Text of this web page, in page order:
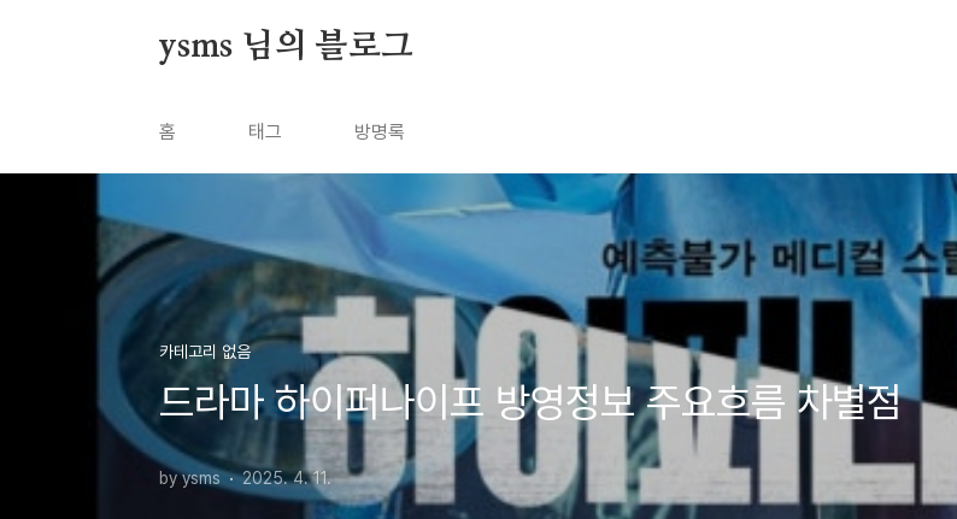
ysms 님의 블로그
홈 태그 방명록
카테고리 없음
드라마 하이퍼나이프 방영정보 주요흐름 차별점
by ysms 2025. 4. 11.